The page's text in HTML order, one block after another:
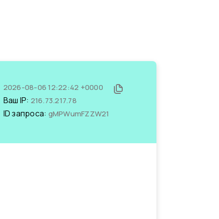
2026-08-06 12:22:42 +0000
Ваш IP: 216.73.217.78
ID запроса: gMPWumFZZW21